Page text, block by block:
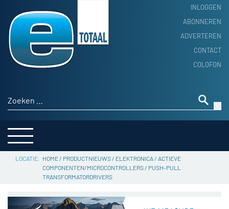
INLOGGEN
ABONNEREN
ADVERTEREN
CONTACT
COLOFON
Zoeken naar:
HOME
PRODUCTNIEUWS
ACHTERGROND
THEMA’S
SERVICE
HOME/ PRODUCTNIEUWS/ ELEKTRONICA/ ACTIEVE
COMPONENTEN/MICROCONTROLLERS/ PUSH-PULL
TRANSFORMATORDRIVERS